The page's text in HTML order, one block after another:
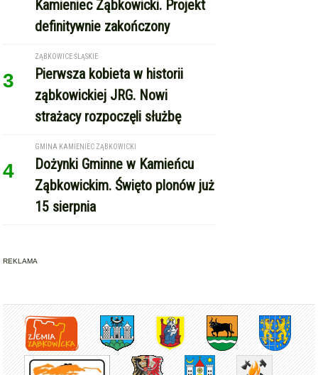
Kamieniec Ząbkowicki. Projekt
definitywnie zakończony
3
ZĄBKOWICE ŚLĄSKIE
Pierwsza kobieta w historii
ząbkowickiej JRG. Nowi
strażacy rozpoczęli służbę
4
GMINA KAMIENIEC ZĄBKOWICKI
Dożynki Gminne w Kamieńcu
Ząbkowickim. Święto plonów już
15 sierpnia
REKLAMA